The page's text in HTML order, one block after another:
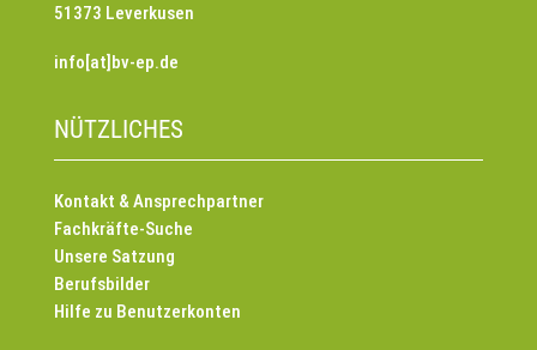
51373 Leverkusen
info[at]bv-ep.de
NÜTZLICHES
Kontakt & Ansprechpartner
Fachkräfte-Suche
Unsere Satzung
Berufsbilder
Hilfe zu Benutzerkonten